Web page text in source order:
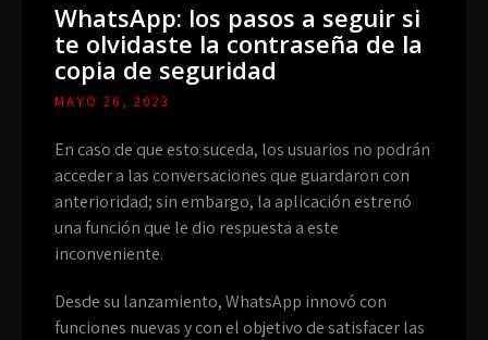
WhatsApp: los pasos a seguir si
te olvidaste la contraseña de la
copia de seguridad
MAYO 26, 2023
En caso de que esto suceda, los usuarios no podrán
acceder a las conversaciones que guardaron con
anterioridad; sin embargo, la aplicación estrenó
una función que le dio respuesta a este
inconveniente.
Desde su lanzamiento, WhatsApp innovó con
funciones nuevas y con el objetivo de satisfacer las